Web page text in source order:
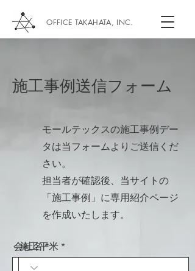
OFFICE TAKAHATA, INC.
施工事例送信フォーム
モールテックスの施工事例デー
タは当フォームよりご送信くだ
さい。
担当者が確認後、当サイトの
「施工事例」に専用紹介ページ
を作成いたします。
会社名
施工平米